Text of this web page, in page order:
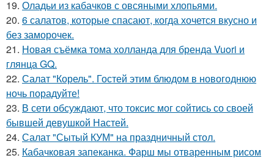
19. Оладьи из кабачков с овсяными хлопьями.
20. 6 салатов, которые спасают, когда хочется вкусно и
без заморочек.
21. Новая съёмка тома холланда для бренда Vuori и
глянца GQ.
22. Салат "Корель". Гостей этим блюдом в новогоднюю
ночь порадуйте!
23. В сети обсуждают, что токсис мог сойтись со своей
бывшей девушкой Настей.
24. Салат "Сытый КУМ" на праздничный стол.
25. Кабачковая запеканка. Фарш мы отваренным рисом